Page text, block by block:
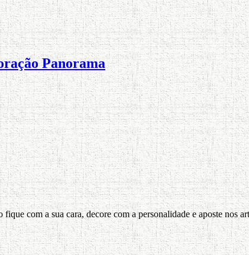
Panorama
com a sua cara, decore com a personalidade e aposte nos